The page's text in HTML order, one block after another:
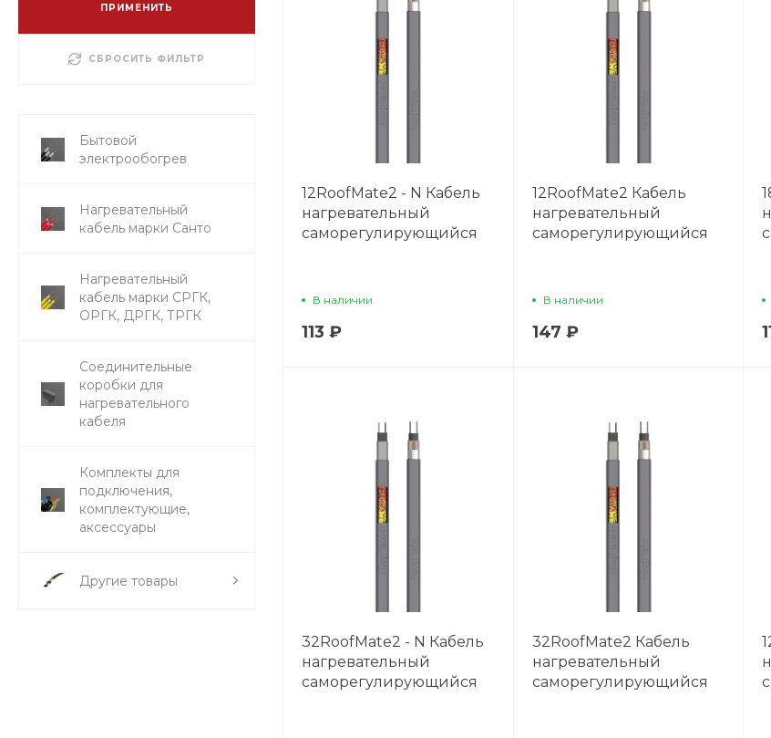
ПРИМЕНИТЬ
СБРОСИТЬ ФИЛЬТР
Бытовой
электрообогрев
Нагревательный
кабель марки Санто
Нагревательный
кабель марки СРГК,
ОРГК, ДРГК, ТРГК
Соединительные
коробки для
нагревательного
кабеля
Комплекты для
подключения,
комплектующие,
аксессуары
Другие товары
12RoofMate2 - N Кабель
нагревательный
саморегулирующийся
В наличии
113 ₽
12RoofMate2 Кабель
нагревательный
саморегулирующийся
В наличии
147 ₽
32RoofMate2 - N Кабель
нагревательный
саморегулирующийся
32RoofMate2 Кабель
нагревательный
саморегулирующийся